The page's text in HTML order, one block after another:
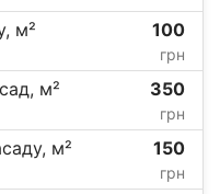
м² 100
грн
м² 350
грн
м² 150
грн